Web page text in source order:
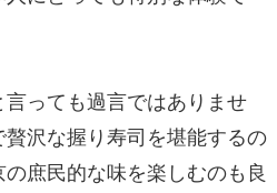
っても過言ではありませ
沢な握り寿司を堪能するの
庶民的な味を楽しむのも良